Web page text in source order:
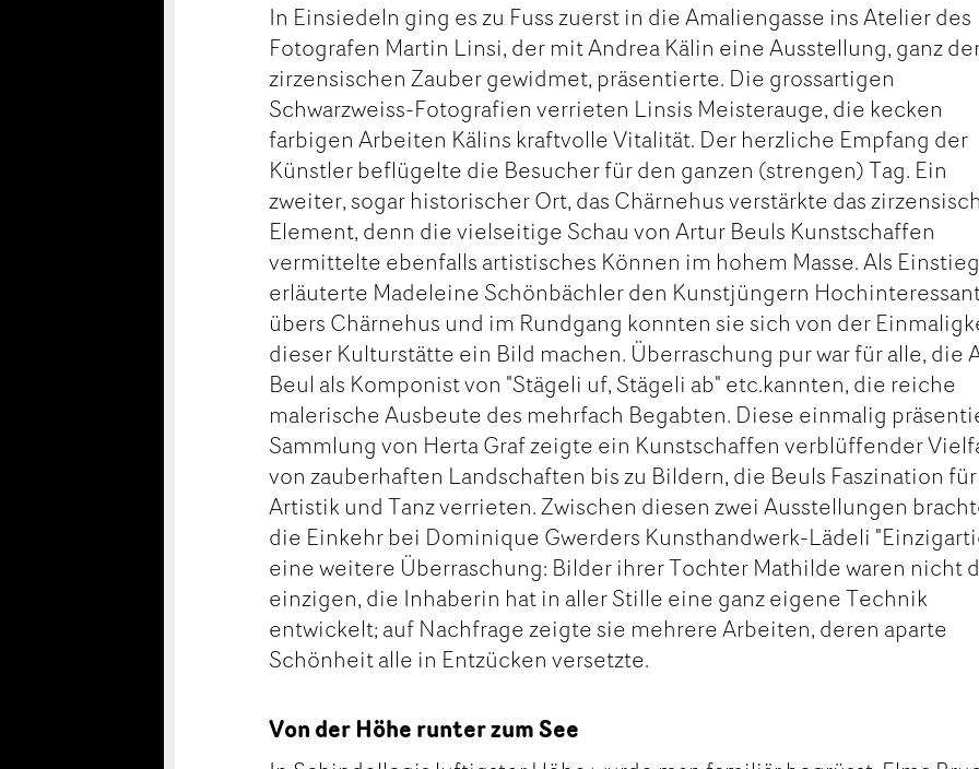
In Einsiedeln ging es zu Fuss zuerst in die Amaliengasse ins Atelier des
Fotografen Martin Linsi, der mit Andrea Kälin eine Ausstellung, ganz
zirzensischen Zauber gewidmet, präsentierte. Die grossartigen
Schwarzweiss-Fotografien verrieten Linsis Meisterauge, die kecken
farbigen Arbeiten Kälins kraftvolle Vitalität. Der herzliche Empfang der
Künstler beflügelte die Besucher für den ganzen (strengen) Tag. Ein
zweiter, sogar historischer Ort, das Chärnehus verstärkte das
Element, denn die vielseitige Schau von Artur Beuls Kunstschaffen
vermittelte ebenfalls artistisches Können im hohem Masse. Als Einstieg
erläuterte Madeleine Schönbächler den Kunstjüngern
übers Chärnehus und im Rundgang konnten sie sich von der
dieser Kulturstätte ein Bild machen. Überraschung pur war für alle, die
Beul als Komponist von "Stägeli uf, Stägeli ab" etc.kannten, die reiche
malerische Ausbeute des mehrfach Begabten. Diese einmalig
Sammlung von Herta Graf zeigte ein Kunstschaffen verblüffender
von zauberhaften Landschaften bis zu Bildern, die Beuls Faszination für
Artistik und Tanz verrieten. Zwischen diesen zwei Ausstellungen
die Einkehr bei Dominique Gwerders Kunsthandwerk-Lädeli
eine weitere Überraschung: Bilder ihrer Tochter Mathilde waren nicht
einzigen, die Inhaberin hat in aller Stille eine ganz eigene Technik
entwickelt; auf Nachfrage zeigte sie mehrere Arbeiten, deren aparte
Schönheit alle in Entzücken versetzte.
Von der Höhe runter zum See